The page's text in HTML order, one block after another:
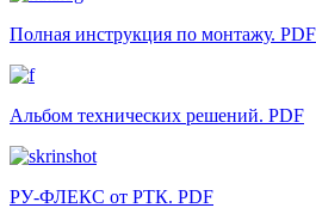
Полная инструкция по монтажу. PDF
Альбом технических решений. PDF
РУ-ФЛЕКС от РТК. PDF